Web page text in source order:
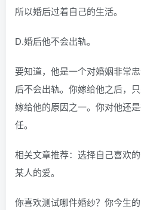
所以婚后过着自己的生活。
D.婚后他不会出轨。
要知道，他是一个对婚姻非常
后不会出轨。你嫁给他之后，
嫁给他的原因之一。你对他还
任。
相关文章推荐：选择自己喜欢
某人的爱。
你喜欢测试哪件婚纱？你今生